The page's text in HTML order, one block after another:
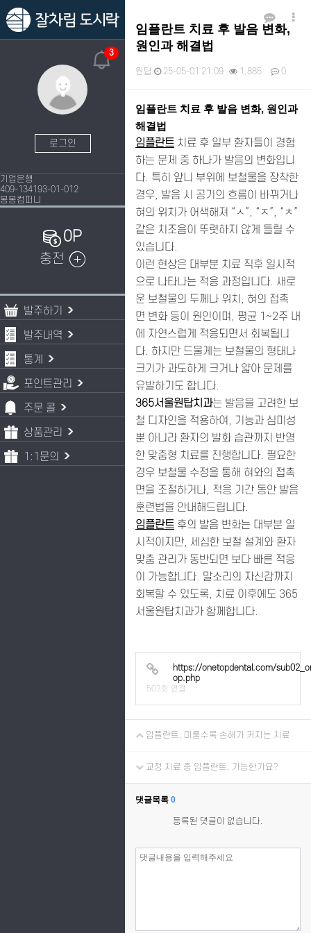
3
로그인
기업은행
409-134193-01-012
봉봉컴퍼니
0P
충전
발주하기
발주내역
통계
포인트관리
주문 콜
상품관리
1:1문의
임플란트 치료 후 발음 변화,
원인과 해결법
원탑 25-05-01 21:09 1,885 0
본문
임플란트 치료 후 발음 변화, 원인과
해결법
임플란트 치료 후 일부 환자들이 경험
하는 문제 중 하나가 발음의 변화입니
다. 특히 앞니 부위에 보철물을 장착한
경우, 발음 시 공기의 흐름이 바뀌거나
혀의 위치가 어색해져 “ㅅ”, “ㅈ”, “ㅊ”
같은 치조음이 뚜렷하지 않게 들릴 수
있습니다.
이런 현상은 대부분 치료 직후 일시적
으로 나타나는 적응 과정입니다. 새로
운 보철물의 두께나 위치, 혀의 접촉
면 변화 등이 원인이며, 평균 1~2주 내
에 자연스럽게 적응되면서 회복됩니
다. 하지만 드물게는 보철물의 형태나
크기가 과도하게 크거나 얇아 문제를
유발하기도 합니다.
365서울원탑치과는 발음을 고려한 보
철 디자인을 적용하여, 기능과 심미성
뿐 아니라 환자의 발화 습관까지 반영
한 맞춤형 치료를 진행합니다. 필요한
경우 보철물 수정을 통해 혀와의 접촉
면을 조절하거나, 적응 기간 동안 발음
훈련법을 안내해드립니다.
임플란트 후의 발음 변화는 대부분 일
시적이지만, 세심한 보철 설계와 환자
맞춤 관리가 동반되면 보다 빠른 적응
이 가능합니다. 말소리의 자신감까지
회복할 수 있도록, 치료 이후에도 365
서울원탑치과가 함께합니다.
https://onetopdental.com/
op.php
503회 연결
임플란트, 미룰수록 손해가 커지는 치료
교정 치료 중 임플란트, 가능한가요?
댓글목록 0
등록된 댓글이 없습니다.